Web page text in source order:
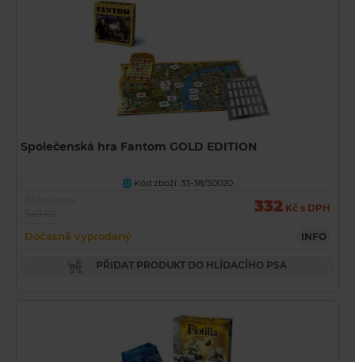
Společenská hra Fantom GOLD EDITION
U Kód zboží: 33-38/50020
332 Kč s DPH
Dočasně vyprodaný INFO
PŘIDAT PRODUKT DO HLÍDACÍHO PSA